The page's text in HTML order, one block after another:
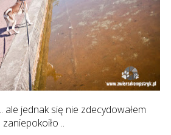
ale jednak się nie zdecydowałem
..